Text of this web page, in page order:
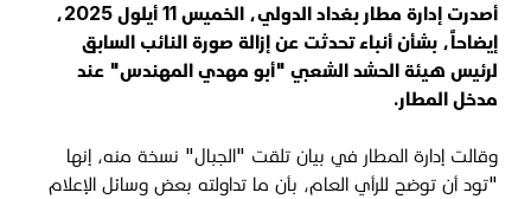
أصدرت إدارة مطار بغداد الدولي، الخميس 11 أيلول 2025،
إيضاحاً، بشأن أنباء تحدثت عن إزالة صورة النائب السابق
لرئيس هيئة الحشد الشعبي "أبو مهدي المهندس" عند
مدخل المطار.
وقالت إدارة المطار في بيان تلقت "الجبال" نسخة منه، إنها
"تود أن توضح للرأي العام، بأن ما تداولته بعض وسائل الإعلام